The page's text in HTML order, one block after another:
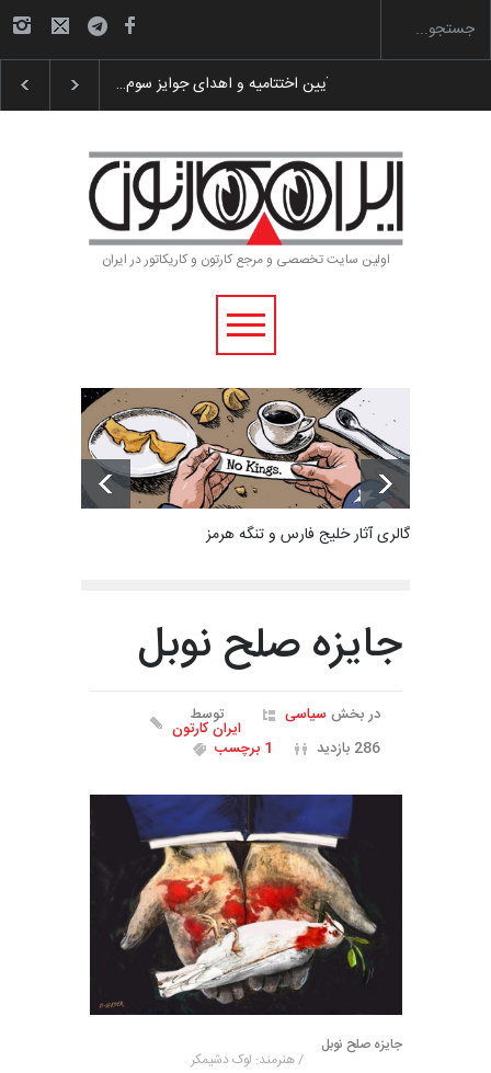
گزارش تصویری آیین اختتامیه و اهدای جوایز سوم…
اولین سایت تخصصی و مرجع کارتون و کاریکاتور در ایران
گالری آثار خلیج فارس و تنگه هرمز
جایزه صلح نوبل
در بخش سیاسی توسط
ایران کارتون
286 بازدید
1 برچسب
جایزه صلح نوبل
/ هنرمند: لوک دشیمکر